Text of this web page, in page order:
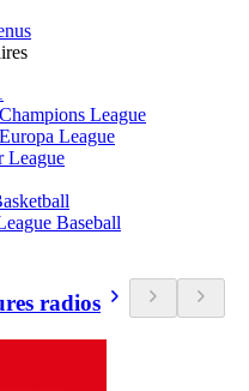
League
League
League
Baseball
radios